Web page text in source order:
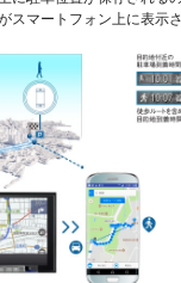
スマートフォン上に表示さ